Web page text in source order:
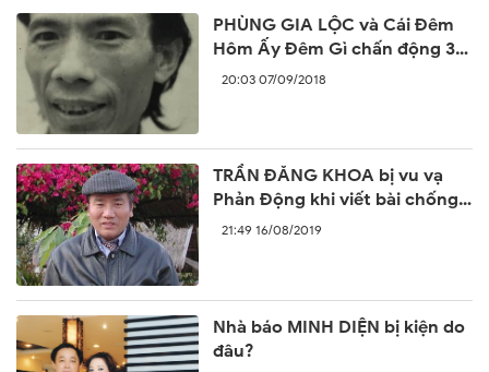
PHÙNG GIA LỘC và Cái Đêm
Hôm Ấy Đêm Gì chấn động 30
năm trước
20:03 07/09/2018
TRẦN ĐĂNG KHOA bị vu vạ
Phản Động khi viết bài chống
lại sự ngang ngược của Trung
21:49 16/08/2019
Nhà báo MINH DIỆN bị kiện do
đâu?